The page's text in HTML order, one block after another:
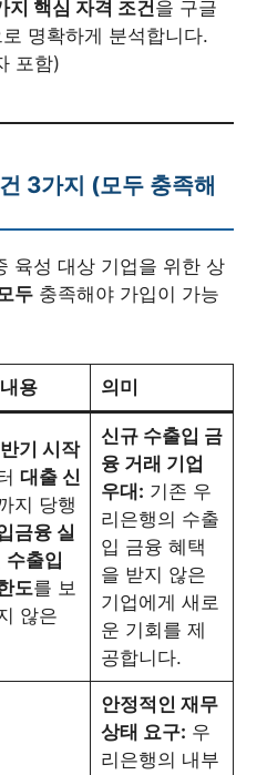
지 핵심 자격 조건 을 구글
명확하게 분석합니다.
포함)
3가지 (모두 충족해
육성 대상 기업을 위한 상
두 충족해야 가입이 가능
용 의미
기 시작
대출 신
지 당행
금융 실
수출입
도를 보
않은
신규 수출입 금
융 거래 기업
우대: 기존 우
리은행의 수출
입 금융 혜택
을 받지 않은
기업에게 새로
운 기회를 제
공합니다.
안정적인 재무
상태 요구: 우
리은행의 내부